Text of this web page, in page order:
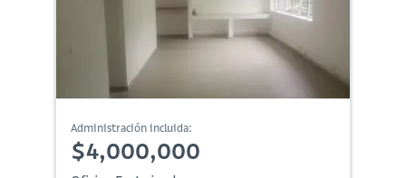
Administración incluida:
$4,000,000